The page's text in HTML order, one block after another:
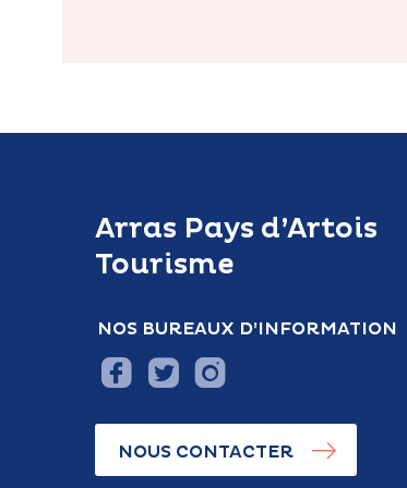
Arras Pays d’Artois
Tourisme
NOS BUREAUX D’INFORMATION
NOUS CONTACTER